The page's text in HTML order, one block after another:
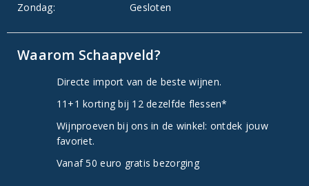
Zondag:
Gesloten
Waarom Schaapveld?
Directe import van de beste wijnen.
11+1 korting bij 12 dezelfde flessen*
Wijnproeven bij ons in de winkel: ontdek jouw
favoriet.
Vanaf 50 euro gratis bezorging